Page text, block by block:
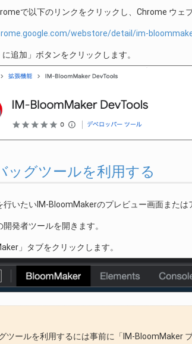
で以下のリンクをクリックし、Chrome ウェ
webstore/detail/im-
追加」ボタンをクリックします。
ッグツールを利用する
行いたいIM-BloomMakerのプレビュー画面または
発者ツールを開きます。
」タブをクリックします。
ツールを利用するには事前に「IM-BloomMaker